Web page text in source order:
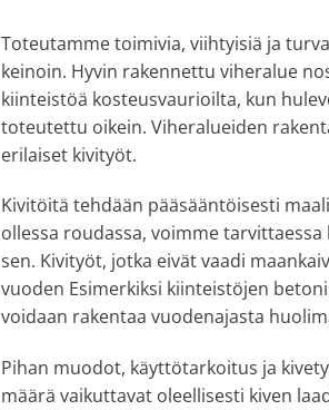
Toteutamme toimivia, viihtyisiä ja
keinoin. Hyvin rakennettu viheralue
kiinteistöä kosteusvaurioilta, kun
toteutettu oikein. Viheralueiden
erilaiset kivityöt.
Kivitöitä tehdään pääsääntöisesti
ollessa roudassa, voimme
sen. Kivityöt, jotka eivät vaadi
vuoden Esimerkiksi kiinteistöjen
voidaan rakentaa vuodenajasta
Pihan muodot, käyttötarkoitus ja
määrä vaikuttavat oleellisesti kiven